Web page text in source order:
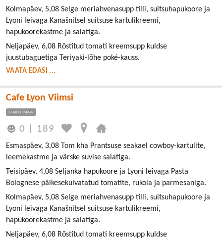
Kolmapäev, 5,08 Selge meriahvenasupp tilli, suitsuhapukoore ja
Lyoni leivaga Kanašnitsel suitsuse kartulikreemi,
hapukoorekastme ja salatiga.
Neljapäev, 6,08 Röstitud tomati kreemsupp kuldse
juustubaguetiga Teriyaki-lõhe poké-kauss.
VAATA EDASI ...
Cafe Lyon Viimsi
HARJUMAA
0 189
Esmaspäev, 3,08 Tom kha Prantsuse seakael cowboy-kartulite,
leemekastme ja värske suvise salatiga.
Teisipäev, 4,08 Seljanka hapukoore ja Lyoni leivaga Pasta
Bolognese päikesekuivatatud tomatite, rukola ja parmesaniga.
Kolmapäev, 5,08 Selge meriahvenasupp tilli, suitsuhapukoore ja
Lyoni leivaga Kanašnitsel suitsuse kartulikreemi,
hapukoorekastme ja salatiga.
Neljapäev, 6,08 Röstitud tomati kreemsupp kuldse